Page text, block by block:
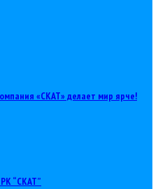
«СКАТ» делает мир ярче!
“СКАТ”